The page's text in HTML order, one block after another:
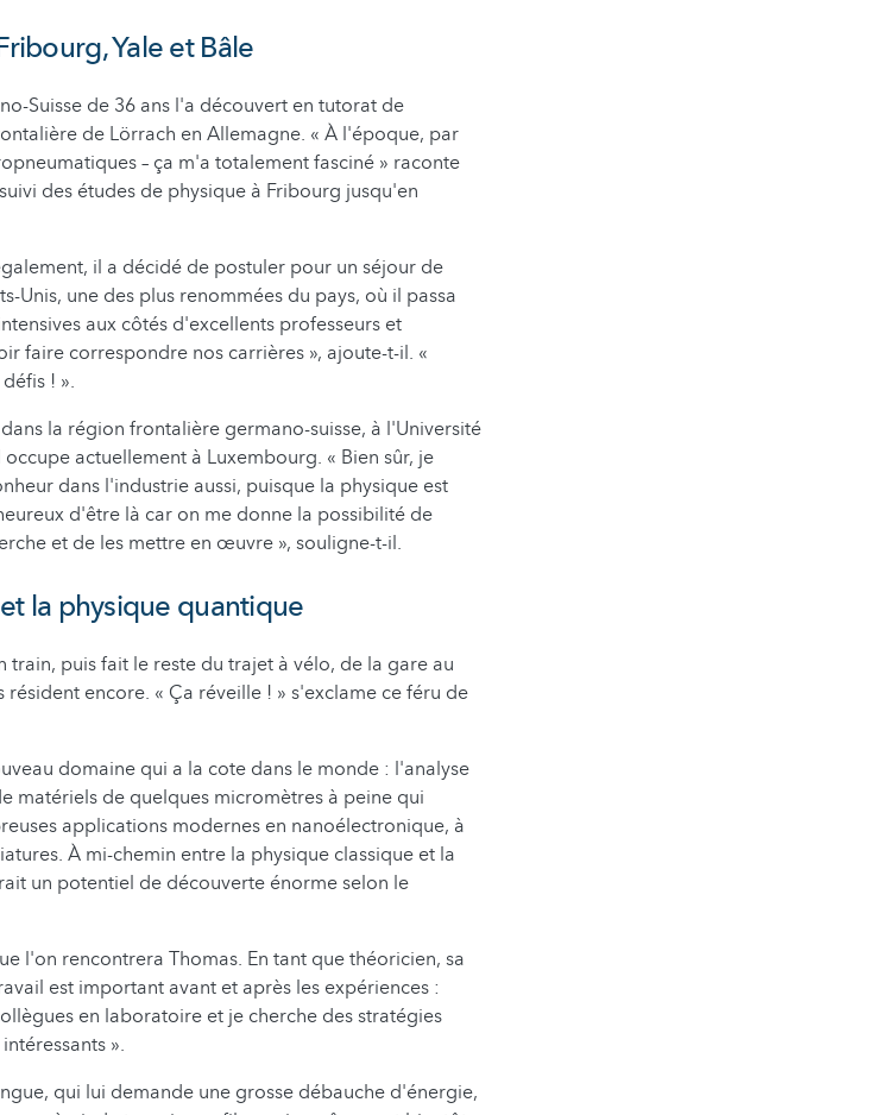
Yale et Bâle
Suisse de 36 ans l'a découvert en tutorat de
de Lörrach en Allemagne. « À l'époque, par
– ça m'a totalement fasciné » raconte
des études de physique à Fribourg jusqu'en
il a décidé de postuler pour un séjour de
Unis, une des plus renommées du pays, où il passa
aux côtés d'excellents professeurs et
faire correspondre nos carrières », ajoute-t-il. «
! ».
la région frontalière germano-suisse, à l'Université
actuellement à Luxembourg. « Bien sûr, je
dans l'industrie aussi, puisque la physique est
d'être là car on me donne la possibilité de
et de les mettre en œuvre », souligne-t-il.
la physique quantique
puis fait le reste du trajet à vélo, de la gare au
encore. « Ça réveille ! » s'exclame ce féru de
domaine qui a la cote dans le monde : l'analyse
matériels de quelques micromètres à peine qui
applications modernes en nanoélectronique, à
À mi-chemin entre la physique classique et la
un potentiel de découverte énorme selon le
l'on rencontrera Thomas. En tant que théoricien, sa
est important avant et après les expériences :
en laboratoire et je cherche des stratégies
».
qui lui demande une grosse débauche d'énergie,